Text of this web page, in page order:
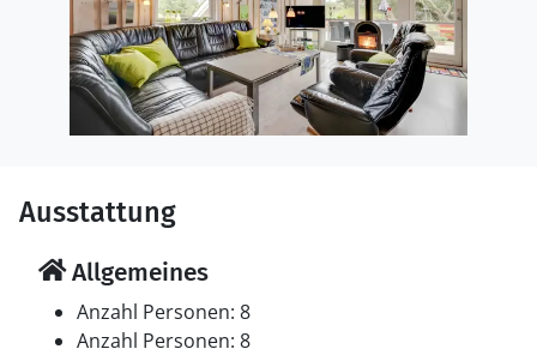
Ausstattung
Allgemeines
Anzahl Personen: 8
Anzahl Personen: 8